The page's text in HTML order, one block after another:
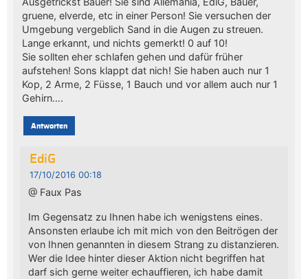
gruene, elverde, etc in einer Person! Sie versuchen der
Umgebung vergeblich Sand in die Augen zu streuen.
Lange erkannt, und nichts gemerkt! 0 auf 10!
Sie sollten eher schlafen gehen und dafür früher
aufstehen! Sons klappt dat nich! Sie haben auch nur 1
Kop, 2 Arme, 2 Füsse, 1 Bauch und vor allem auch nur 1
Gehirn….
Antworten
EdiG
17/10/2016 00:18
@ Faux Pas
Im Gegensatz zu Ihnen habe ich wenigstens eines.
Ansonsten erlaube ich mit mich von den Beitrögen der
von Ihnen genannten in diesem Strang zu distanzieren.
Wer die Idee hinter dieser Aktion nicht begriffen hat
darf sich gerne weiter echauffieren, ich habe damit